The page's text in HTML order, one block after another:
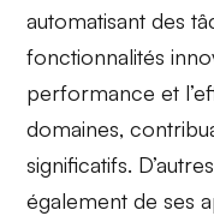
automatisant des
fonctionnalités
performance et
domaines,
significatifs.
également de ses